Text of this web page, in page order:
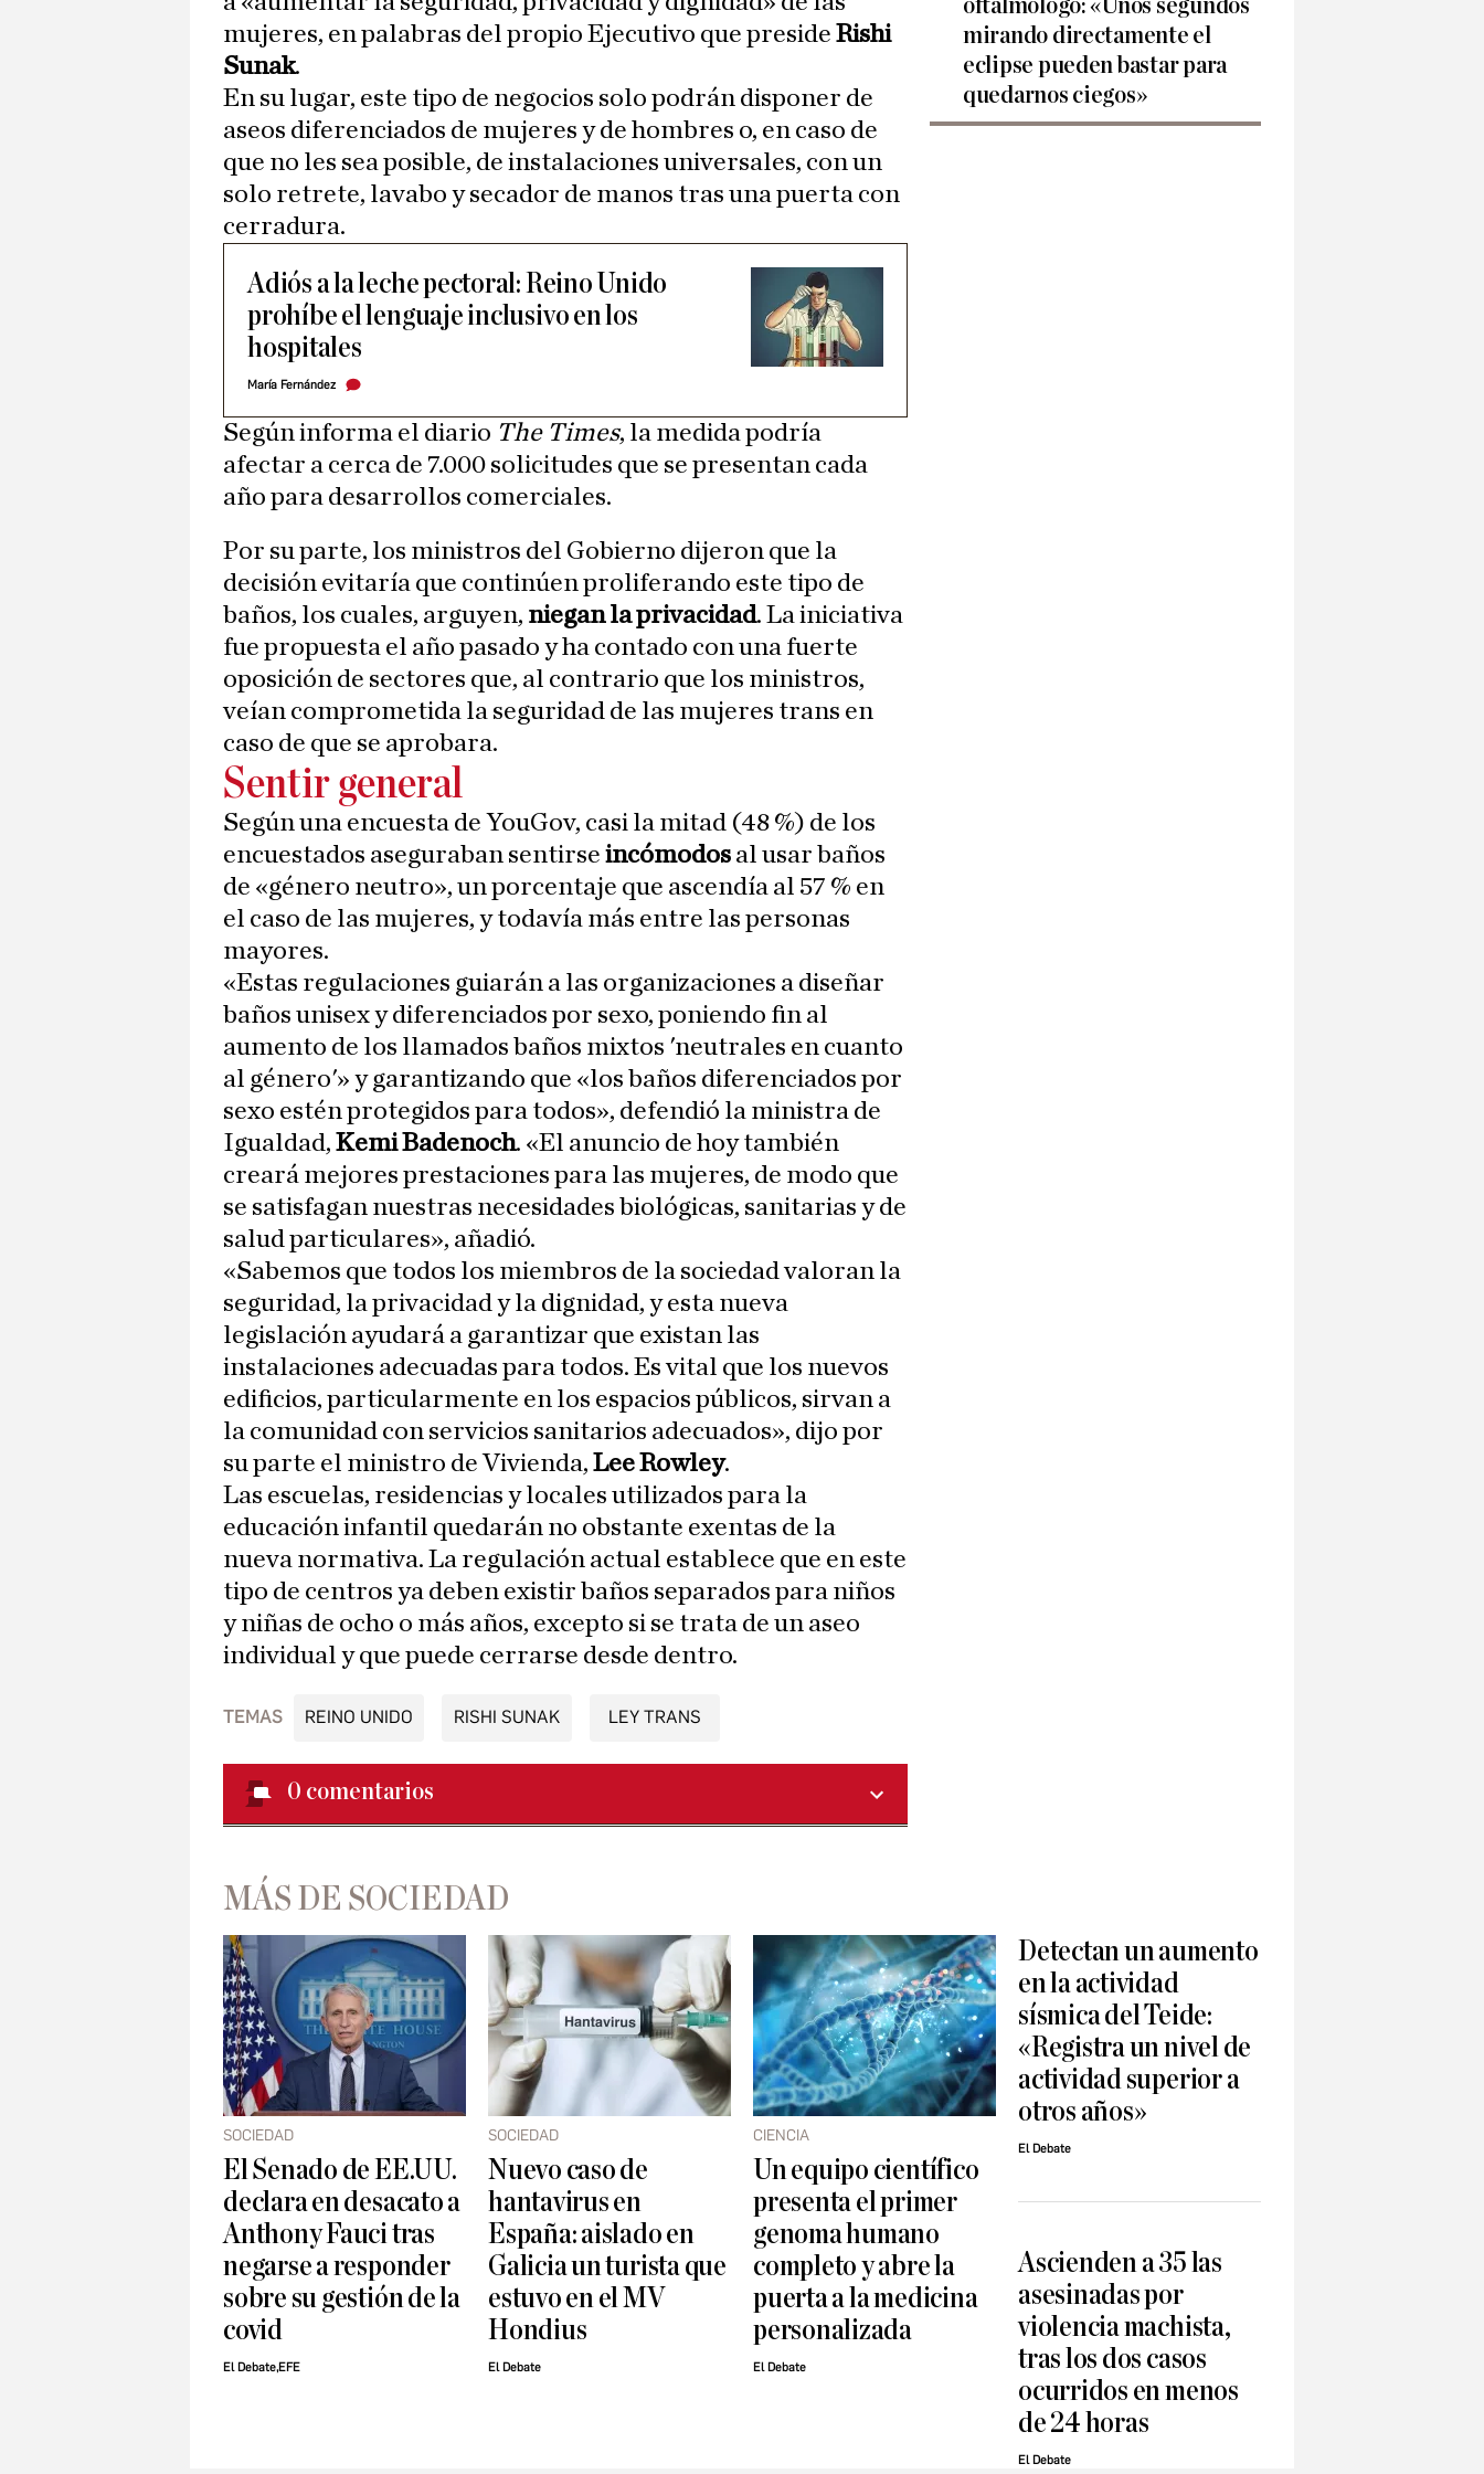
mujeres, en palabras del propio Ejecutivo que preside Rishi
Sunak.
En su lugar, este tipo de negocios solo podrán disponer de
aseos diferenciados de mujeres y de hombres o, en caso de
que no les sea posible, de instalaciones universales, con un
solo retrete, lavabo y secador de manos tras una puerta con
cerradura.
Adiós a la leche pectoral: Reino Unido
prohíbe el lenguaje inclusivo en los
hospitales
María Fernández
Según informa el diario The Times, la medida podría
afectar a cerca de 7.000 solicitudes que se presentan cada
año para desarrollos comerciales.
Por su parte, los ministros del Gobierno dijeron que la
decisión evitaría que continúen proliferando este tipo de
baños, los cuales, arguyen, niegan la privacidad. La iniciativa
fue propuesta el año pasado y ha contado con una fuerte
oposición de sectores que, al contrario que los ministros,
veían comprometida la seguridad de las mujeres trans en
caso de que se aprobara.
Sentir general
Según una encuesta de YouGov, casi la mitad (48 %) de los
encuestados aseguraban sentirse incómodos al usar baños
de «género neutro», un porcentaje que ascendía al 57 % en
el caso de las mujeres, y todavía más entre las personas
mayores.
«Estas regulaciones guiarán a las organizaciones a diseñar
baños unisex y diferenciados por sexo, poniendo fin al
aumento de los llamados baños mixtos 'neutrales en cuanto
al género'» y garantizando que «los baños diferenciados por
sexo estén protegidos para todos», defendió la ministra de
Igualdad, Kemi Badenoch. «El anuncio de hoy también
creará mejores prestaciones para las mujeres, de modo que
se satisfagan nuestras necesidades biológicas, sanitarias y de
salud particulares», añadió.
«Sabemos que todos los miembros de la sociedad valoran la
seguridad, la privacidad y la dignidad, y esta nueva
legislación ayudará a garantizar que existan las
instalaciones adecuadas para todos. Es vital que los nuevos
edificios, particularmente en los espacios públicos, sirvan a
la comunidad con servicios sanitarios adecuados», dijo por
su parte el ministro de Vivienda, Lee Rowley.
Las escuelas, residencias y locales utilizados para la
educación infantil quedarán no obstante exentas de la
nueva normativa. La regulación actual establece que en este
tipo de centros ya deben existir baños separados para niños
y niñas de ocho o más años, excepto si se trata de un aseo
individual y que puede cerrarse desde dentro.
TEMAS REINO UNIDO RISHI SUNAK LEY TRANS
0 comentarios
oftalmólogo: «Unos segundos
mirando directamente el
eclipse pueden bastar para
quedarnos ciegos»
MÁS DE SOCIEDAD
SOCIEDAD
El Senado de EE.UU.
declara en desacato a
Anthony Fauci tras
negarse a responder
sobre su gestión de la
covid
El Debate,EFE
SOCIEDAD
Nuevo caso de
hantavirus en
España: aislado en
Galicia un turista que
estuvo en el MV
Hondius
El Debate
CIENCIA
Un equipo científico
presenta el primer
genoma humano
completo y abre la
puerta a la medicina
personalizada
El Debate
Detectan un aumento
en la actividad
sísmica del Teide:
«Registra un nivel de
actividad superior a
otros años»
El Debate
Ascienden a 35 las
asesinadas por
violencia machista,
tras los dos casos
ocurridos en menos
de 24 horas
El Debate